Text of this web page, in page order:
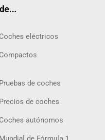
Coches eléctricos
Compactos
Pruebas de coches
Precios de coches
Coches autónomos